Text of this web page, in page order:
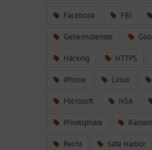
Facebook FBI
Geheimdienste
Hacking HTTPS
iPhone Linux
Microsoft NSA
Privatsphäre
Recht Safe Harbor